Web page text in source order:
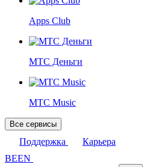
Apps Club
МТС Деньги
МТС Music
Все сервисы
Поддержка
Карьера
BEEN